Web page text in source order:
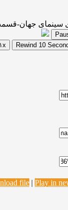
سینمای جهان-
Rewind 10
۱x
file | Play in